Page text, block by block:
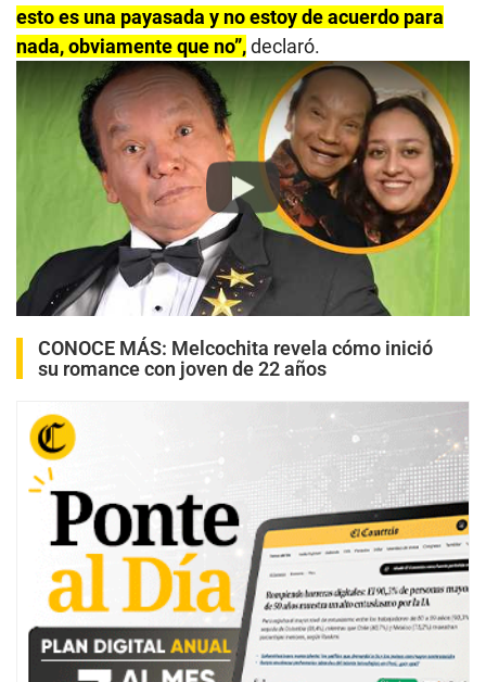
esto es una payasada y no estoy de acuerdo para
nada, obviamente que no”,declaró.
Play
CONOCE MÁS: Melcochita revela cómo inició
su romance con joven de 22 años